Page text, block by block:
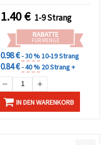
für DIY-Schmuck und
Basteln
1.40€ 1-9 Strang
RABATTE
FÜR MENGE
0.98 €- 30 %10-19 Strang
0.84 €- 40 % 20 Strang +
IN DEN WARENKORB